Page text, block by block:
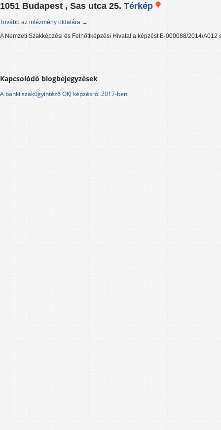
1051 Budapest , Sas utca 25. Térkép
Tovább az intézmény oldalára →
A Nemzeti Szakképzési és Felnőttképzési Hivatal a képzést E-000088/2014/A012
Kapcsolódó blogbejegyzések
A banki szakügyintéző OKJ képzésről 2017-ben